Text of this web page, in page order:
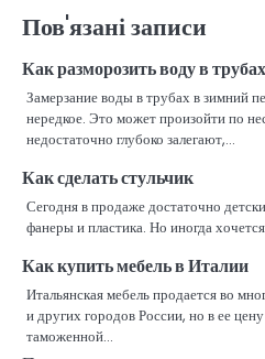
Пов'язані записи
Как разморозить воду в трубах
Замерзание воды в трубах в зимний
нередкое. Это может произойти по
недостаточно глубоко залегают,…
Как сделать стульчик
Сегодня в продаже достаточно
фанеры и пластика. Но иногда
Как купить мебель в Италии
Итальянская мебель продается во
и других городов России, но в ее
таможенной…